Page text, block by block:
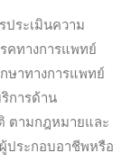
ประเมินความ
คทางการแพทย์
ษาทางการแพทย์
การด้าน
ตามกฎหมายและ
ประกอบอาชีพหรือ